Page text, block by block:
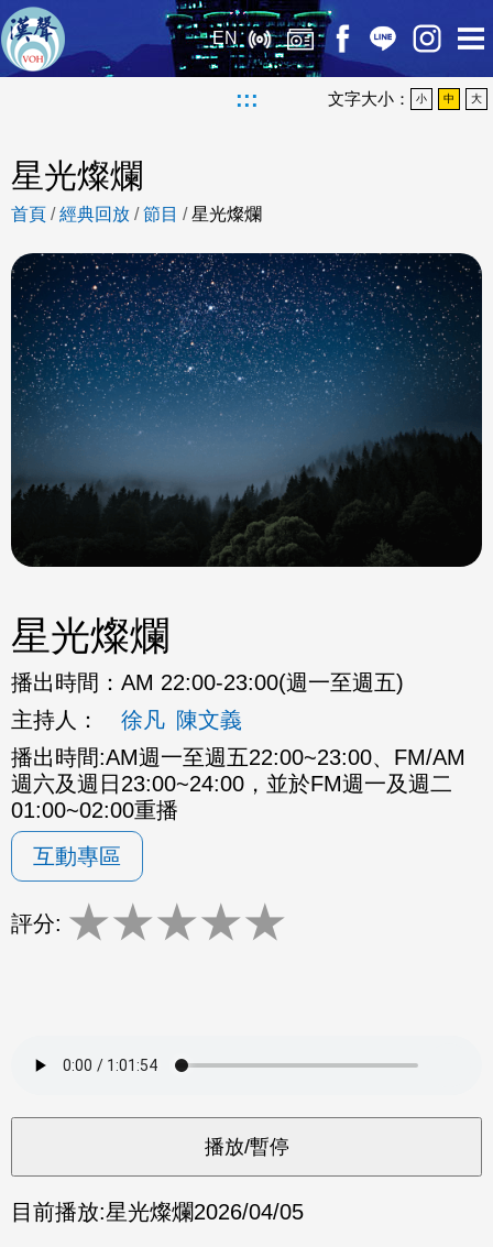
EN
::: 文字大小： 小 中 大
星光燦爛
首頁 /經典回放 /節目 /星光燦爛
星光燦爛
播出時間： AM 22:00-23:00(週一至週五)
主持人：
徐凡 陳文義
播出時間:AM週一至週五22:00~23:00、FM/AM
週六及週日23:00~24:00，並於FM週一及週二
01:00~02:00重播
互動專區
評分: ★★★★★
目前播放:星光燦爛2026/04/05